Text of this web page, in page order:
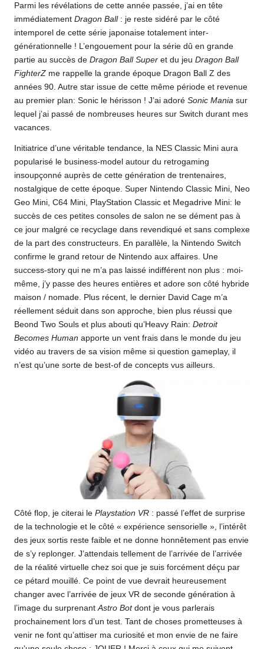
Parmi les révélations de cette année passée, j’ai en tête
immédiatement Dragon Ball: je reste sidéré par le côté
intemporel de cette série japonaise totalement inter-
générationnelle ! L’engouement pour la série dû en grande
partie au succès de Dragon Ball Super et du jeu Dragon Ball
FighterZ me rappelle la grande époque Dragon Ball Z des
années 90. Autre star issue de cette même période et revenue
au premier plan: Sonic le hérisson ! J’ai adoré Sonic Mania sur
lequel j’ai passé de nombreuses heures sur Switch durant mes
vacances.
Initiatrice d’une véritable tendance, la NES Classic Mini aura
popularisé le business-model autour du retrogaming
insoupçonné auprès de cette génération de trentenaires,
nostalgique de cette époque. Super Nintendo Classic Mini, Neo
Geo Mini, C64 Mini, PlayStation Classic et Megadrive Mini: le
succès de ces petites consoles de salon ne se dément pas à
ce jour malgré ce recyclage dans revendiqué et sans complexe
de la part des constructeurs. En parallèle, la Nintendo Switch
confirme le grand retour de Nintendo aux affaires. Une
success-story qui ne m’a pas laissé indifférent non plus : moi-
même, j’y passe des heures entières et adore son côté hybride
maison / nomade. Plus récent, le dernier David Cage m’a
réellement séduit dans son approche, bien plus réussi que
Beond Two Souls et plus abouti qu’Heavy Rain: Detroit
Becomes Human apporte un vent frais dans le monde du jeu
vidéo au travers de sa vision même si question gameplay, il
n’est qu’une sorte de best-of de concepts vus ailleurs.
Côté flop, je citerai le Playstation VR : passé l’effet de surprise
de la technologie et le côté « expérience sensorielle », l’intérêt
des jeux sortis reste faible et ne donne honnêtement pas envie
de s’y replonger. J’attendais tellement de l’arrivée de l’arrivée
de la réalité virtuelle chez soi que je suis forcément déçu par
ce pétard mouillé. Ce point de vue devrait heureusement
changer avec l’arrivée de jeux VR de seconde génération à
l’image du surprenant Astro Botdont je vous parlerais
prochainement lors d’un test. Tant de choses prometteuses à
venir ne font qu’attiser ma curiosité et mon envie de ne faire